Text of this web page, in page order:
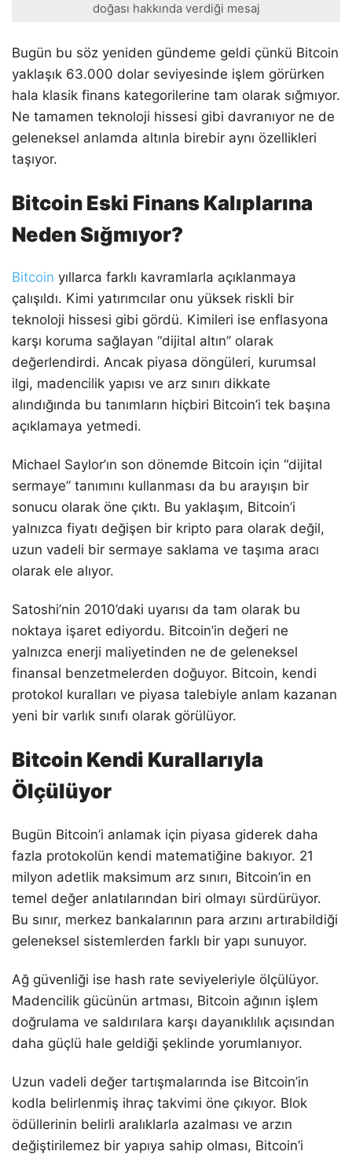
doğası hakkında verdiği mesaj
Bugün bu söz yeniden gündeme geldi çünkü Bitcoin
yaklaşık 63.000 dolar seviyesinde işlem görürken
hala klasik finans kategorilerine tam olarak sığmıyor.
Ne tamamen teknoloji hissesi gibi davranıyor ne de
geleneksel anlamda altınla birebir aynı özellikleri
taşıyor.
Bitcoin Eski Finans Kalıplarına
Neden Sığmıyor?
Bitcoin yıllarca farklı kavramlarla açıklanmaya
çalışıldı. Kimi yatırımcılar onu yüksek riskli bir
teknoloji hissesi gibi gördü. Kimileri ise enflasyona
karşı koruma sağlayan “dijital altın” olarak
değerlendirdi. Ancak piyasa döngüleri, kurumsal
ilgi, madencilik yapısı ve arz sınırı dikkate
alındığında bu tanımların hiçbiri Bitcoin’i tek başına
açıklamaya yetmedi.
Michael Saylor’ın son dönemde Bitcoin için “dijital
sermaye” tanımını kullanması da bu arayışın bir
sonucu olarak öne çıktı. Bu yaklaşım, Bitcoin’i
yalnızca fiyatı değişen bir kripto para olarak değil,
uzun vadeli bir sermaye saklama ve taşıma aracı
olarak ele alıyor.
Satoshi’nin 2010’daki uyarısı da tam olarak bu
noktaya işaret ediyordu. Bitcoin’in değeri ne
yalnızca enerji maliyetinden ne de geleneksel
finansal benzetmelerden doğuyor. Bitcoin, kendi
protokol kuralları ve piyasa talebiyle anlam kazanan
yeni bir varlık sınıfı olarak görülüyor.
Bitcoin Kendi Kurallarıyla
Ölçülüyor
Bugün Bitcoin’i anlamak için piyasa giderek daha
fazla protokolün kendi matematiğine bakıyor. 21
milyon adetlik maksimum arz sınırı, Bitcoin’in en
temel değer anlatılarından biri olmayı sürdürüyor.
Bu sınır, merkez bankalarının para arzını artırabildiği
geleneksel sistemlerden farklı bir yapı sunuyor.
Ağ güvenliği ise hash rate seviyeleriyle ölçülüyor.
Madencilik gücünün artması, Bitcoin ağının işlem
doğrulama ve saldırılara karşı dayanıklılık açısından
daha güçlü hale geldiği şeklinde yorumlanıyor.
Uzun vadeli değer tartışmalarında ise Bitcoin’in
kodla belirlenmiş ihraç takvimi öne çıkıyor. Blok
ödüllerinin belirli aralıklarla azalması ve arzın
değiştirilemez bir yapıya sahip olması, Bitcoin’i